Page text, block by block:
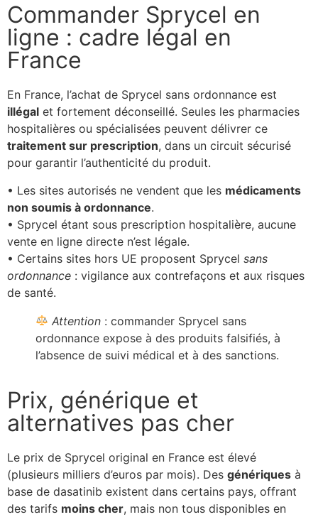
Commander Sprycel en
ligne : cadre légal en
France
En France, l’achat de Sprycel sans ordonnance est
illégal et fortement déconseillé. Seules les pharmacies
hospitalières ou spécialisées peuvent délivrer ce
traitement sur prescription, dans un circuit sécurisé
pour garantir l’authenticité du produit.
• Les sites autorisés ne vendent que les médicaments
non soumis à ordonnance.
• Sprycel étant sous prescription hospitalière, aucune
vente en ligne directe n’est légale.
• Certains sites hors UE proposent Sprycel sans
ordonnance : vigilance aux contrefaçons et aux risques
de santé.
Attention : commander Sprycel sans
ordonnance expose à des produits falsifiés, à
l’absence de suivi médical et à des sanctions.
Prix, générique et
alternatives pas cher
Le prix de Sprycel original en France est élevé
(plusieurs milliers d’euros par mois). Des génériques à
base de dasatinib existent dans certains pays, offrant
des tarifs moins cher, mais non tous disponibles en